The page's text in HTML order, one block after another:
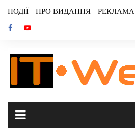
content
ПОДІЇ ПРО ВИДАННЯ РЕКЛАМА